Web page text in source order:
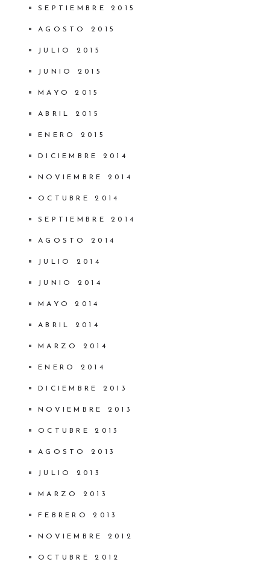
SEPTIEMBRE 2015
AGOSTO 2015
JULIO 2015
JUNIO 2015
MAYO 2015
ABRIL 2015
ENERO 2015
DICIEMBRE 2014
NOVIEMBRE 2014
OCTUBRE 2014
SEPTIEMBRE 2014
AGOSTO 2014
JULIO 2014
JUNIO 2014
MAYO 2014
ABRIL 2014
MARZO 2014
ENERO 2014
DICIEMBRE 2013
NOVIEMBRE 2013
OCTUBRE 2013
AGOSTO 2013
JULIO 2013
MARZO 2013
FEBRERO 2013
NOVIEMBRE 2012
OCTUBRE 2012